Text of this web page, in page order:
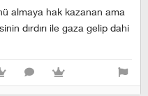
almaya hak kazanan ama
dırdırı ile gaza gelip dahi